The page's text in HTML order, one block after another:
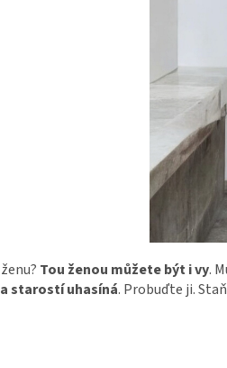
Tou ženou můžete být i vy.
starostí uhasíná. Probuďte ji.